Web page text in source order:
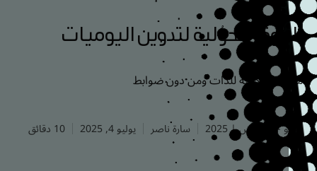
التحوُّلية لتدوين اليوميات
الكتابة للذات ومن دون ضوابط
- أغسطس | 2025 سارة ناصر يوليو 4, 2025 10 دقائق